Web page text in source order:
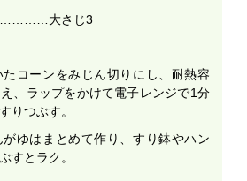
大さじ3
コーンをみじん切りにし、耐熱容
、ラップをかけて電子レンジで1分
りつぶす。
がゆはまとめて作り、すり鉢やハン
すとラク。